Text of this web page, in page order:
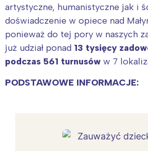
artystyczne, humanistyczne jak i
doświadczenie w opiece nad
ponieważ do tej pory w naszych
już udział ponad 13 tysięcy
podczas 561 turnusów w 7
PODSTAWOWE INFORMACJE: